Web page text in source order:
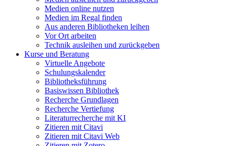
Medien online nutzen
Medien im Regal finden
Aus anderen Bibliotheken leihen
Vor Ort arbeiten
Technik ausleihen und zurückgeben
Kurse und Beratung
Virtuelle Angebote
Schulungskalender
Bibliotheksführung
Basiswissen Bibliothek
Recherche Grundlagen
Recherche Vertiefung
Literaturrecherche mit KI
Zitieren mit Citavi
Zitieren mit Citavi Web